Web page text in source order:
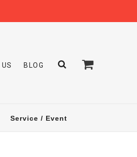
BLOG
Service / Event